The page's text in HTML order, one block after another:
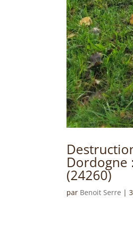
Dordogne
(24260)
par Benoit Serre |